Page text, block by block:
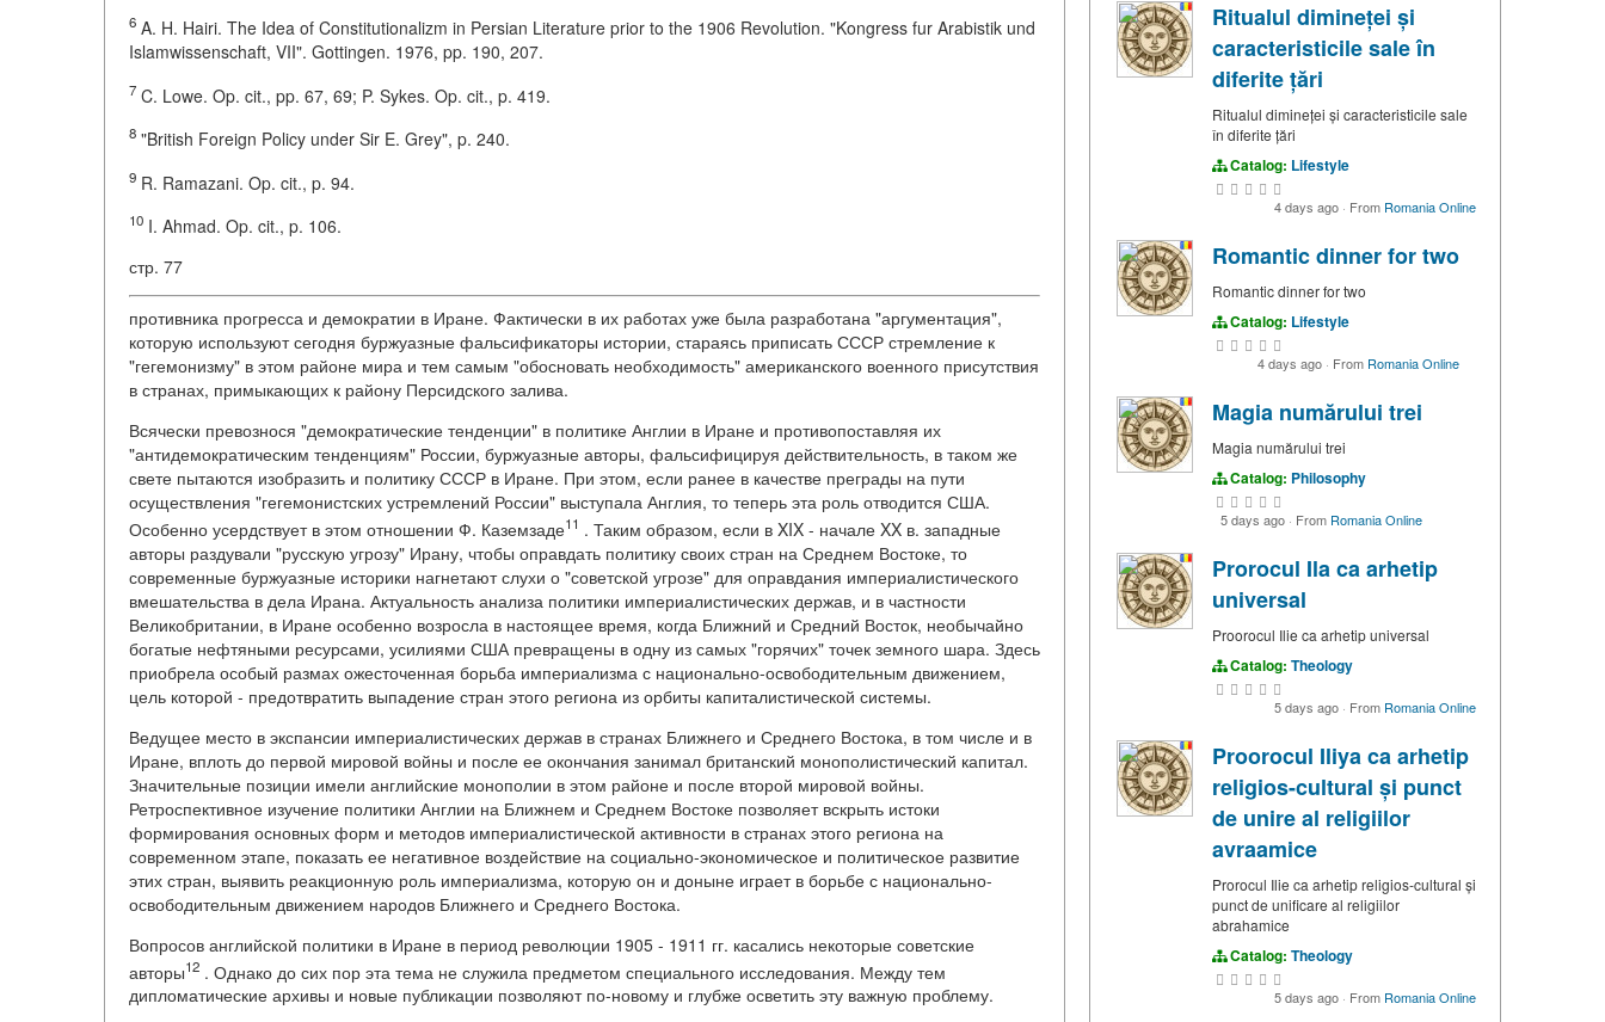
6 A. H. Hairi. The Idea of Constitutionalizm in Persian Literature prior to the 1906 Revolution. "Kongress fur Arabistik und
Islamwissenschaft, VII". Gottingen. 1976, pp. 190, 207.
7 C. Lowe. Op. cit., pp. 67, 69; P. Sykes. Op. cit., p. 419.
8 "British Foreign Policy under Sir E. Grey", p. 240.
9 R. Ramazani. Op. cit., p. 94.
10 I. Ahmad. Op. cit., p. 106.
стр. 77
противника прогресса и демократии в Иране. Фактически в их работах уже была разработана "аргументация",
которую используют сегодня буржуазные фальсификаторы истории, стараясь приписать СССР стремление к
"гегемонизму" в этом районе мира и тем самым "обосновать необходимость" американского военного присутствия
в странах, примыкающих к району Персидского залива.
Всячески превознося "демократические тенденции" в политике Англии в Иране и противопоставляя их
"антидемократическим тенденциям" России, буржуазные авторы, фальсифицируя действительность, в таком же
свете пытаются изобразить и политику СССР в Иране. При этом, если ранее в качестве преграды на пути
осуществления "гегемонистских устремлений России" выступала Англия, то теперь эта роль отводится США.
Особенно усердствует в этом отношении Ф. Каземзаде11 . Таким образом, если в XIX - начале XX в. западные
авторы раздували "русскую угрозу" Ирану, чтобы оправдать политику своих стран на Среднем Востоке, то
современные буржуазные историки нагнетают слухи о "советской угрозе" для оправдания империалистического
вмешательства в дела Ирана. Актуальность анализа политики империалистических держав, и в частности
Великобритании, в Иране особенно возросла в настоящее время, когда Ближний и Средний Восток, необычайно
богатые нефтяными ресурсами, усилиями США превращены в одну из самых "горячих" точек земного шара. Здесь
приобрела особый размах ожесточенная борьба империализма с национально-освободительным движением,
цель которой - предотвратить выпадение стран этого региона из орбиты капиталистической системы.
Ведущее место в экспансии империалистических держав в странах Ближнего и Среднего Востока, в том числе и в
Иране, вплоть до первой мировой войны и после ее окончания занимал британский монополистический капитал.
Значительные позиции имели английские монополии в этом районе и после второй мировой войны.
Ретроспективное изучение политики Англии на Ближнем и Среднем Востоке позволяет вскрыть истоки
формирования основных форм и методов империалистической активности в странах этого региона на
современном этапе, показать ее негативное воздействие на социально-экономическое и политическое развитие
этих стран, выявить реакционную роль империализма, которую он и доныне играет в борьбе с национально-
освободительным движением народов Ближнего и Среднего Востока.
Вопросов английской политики в Иране в период революции 1905 - 1911 гг. касались некоторые советские
авторы12 . Однако до сих пор эта тема не служила предметом специального исследования. Между тем
дипломатические архивы и новые публикации позволяют по-новому и глубже осветить эту важную проблему.
Ritualul dimineței și
caracteristicile sale în
diferite țări
Ritualul dimineței și caracteristicile sale
în diferite țări
Catalog: Lifestyle
4 days ago · From Romania Online
Romantic dinner for two
Romantic dinner for two
Catalog: Lifestyle
4 days ago · From Romania Online
Magia numărului trei
Magia numărului trei
Catalog: Philosophy
5 days ago · From Romania Online
Prorocul Ila ca arhetip
universal
Proorocul Ilie ca arhetip universal
Catalog: Theology
5 days ago · From Romania Online
Proorocul Iliya ca arhetip
religios-cultural și punct
de unire al religiilor
avraamice
Prorocul Ilie ca arhetip religios-cultural și
punct de unificare al religiilor
abrahamice
Catalog: Theology
5 days ago · From Romania Online